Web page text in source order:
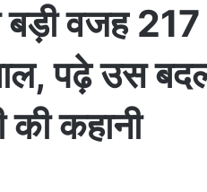
वजह 217
पढ़े उस
की कहानी